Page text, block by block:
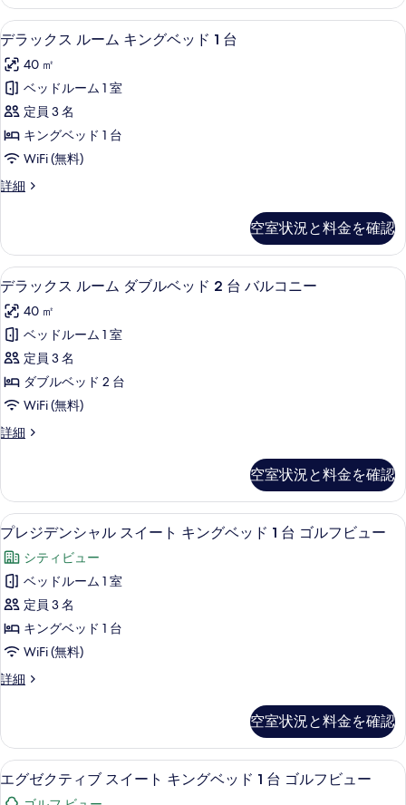
の
写
真
を
表
示
す
る
グ
ベ
ッ
ド
1
台
バ
ル
ー
の
す
べ
て
の
写
真
を
示
す
る
ル
ー
キ
ン
ベ
ッ
ド
台
ニ
ー
の
詳
細
デ
ラ
ッ
ク
ス
ル
ー
ム
ン
グ
ベ
ッ
ド
1
台
の
す
の
写
真
を
表
示
す
る
ミニバー、セーフティボックス (室
8
デラックス ルーム キングベッド 1 台
40 ㎡
ベッドルーム 1 室
定員 3 名
キングベッド 1 台
WiFi (無料)
詳細
デ
ス
ル
ー
キ
ン
ベ
ッ
ド
台
空室状況と料金を確認
デ
ラ
ッ
ク
ス
ル
ー
ム
ブ
ル
ベ
ッ
ド
2
台
バ
ル
ー
の
す
デラックス ルーム ダブルベッド 2
6
デラックス ルーム ダブルベッド 2 台 バルコニー
40 ㎡
ベッドルーム 1 室
定員 3 名
ダブルベッド 2 台
WiFi (無料)
詳細
デ
ス
ル
ー
ダ
ブ
ベ
ッ
ド
台
ニ
ー
の
空室状況と料金を確認
プ
レ
ジ
デ
ン
シ
ャ
ル
イ
ー
ト
プレジデンシャル スイート キング
10
プレジデンシャル スイート キングベッド 1 台 ゴルフビュー
シティビュー
ベッドルーム 1 室
定員 3 名
キングベッド 1 台
WiFi (無料)
詳細
プ
ン
シ
ャ
空室状況と料金を確認
エ
グ
エグゼクティブ スイート キングベ
7
エグゼクティブ スイート キングベッド 1 台 ゴルフビュー